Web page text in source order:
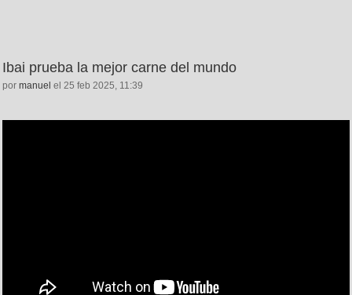
Ibai prueba la mejor carne del mundo
por manuel el 25 feb 2025, 11:39